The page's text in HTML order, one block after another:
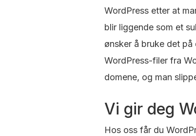
WordPress etter at
blir liggende som et
ønsker å bruke det
WordPress-filer fra
domene, og man
Vi gir deg
Hos oss får du